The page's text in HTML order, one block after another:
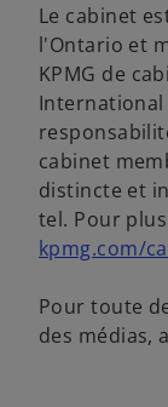
Le cabinet
l'Ontario et
KPMG de
International
cabinet
distincte et
tel. Pour
kpmg.com/
Pour toute
des médias,